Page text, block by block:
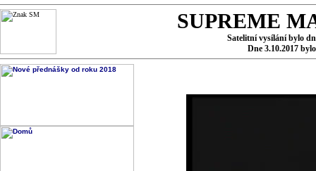
SUPREME
Satelitní vysílání bylo
Dne 3.10.2017